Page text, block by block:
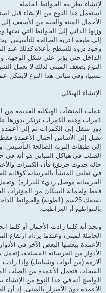
لإنشاء بطريقه الحوائط الحاملة
استعمل هذا النوع من الإنشاء قبل
الأحمال الميتة والحية من الأسقف إلى
وزنها الذاتي إلى الحوائط التي
إلى طبقه التربة الصالحة للتأسيس.
وجود دروه للسطح بأعلاه كذلك عند
الداخل حتى يؤثر على شكل الوجهة.
النوع يضعف المبنى لذلك لا تعمل
نسبيا، وفي مباني هذا النوع لايمكن
الإنشاء الهيكلي
عملت المنشآت الهيكلية القديمة من
كمرات وهذه الكمرات ترتكز
دور تنتقل إلى الكمرات ثم إلى
تصل إلى الأساس أحمال الأعمدة
إلى طبقات التربة الصالحة التأسيس.
الصلب في هياكل المباني هو أنه في
حاله حدوث حريق) فأن الكمرات
في تغليف المنشأ بالخرسانة كوقاية
الخرسانة موصل رديء للحرارة).
فقط ولحماية السكان من المؤثرات
بالقواطيع أو العراطيب.
ونجد أنه كلما زادت الأحمال أو كلما
الحاملة لمبنى، وعندما يزداد ارتفاع
الأعمدة ببعضها البعض الآخر في
الأدوار من الخرسانة المسلحة،
ألازمه (من أبواب وشبابيك) وإذا
السحاب فتعمل الأعمدة من الصلب
الواضح أنه في هذا النوع من
الأعمدة دون الأضرار بالمبنى، إذ